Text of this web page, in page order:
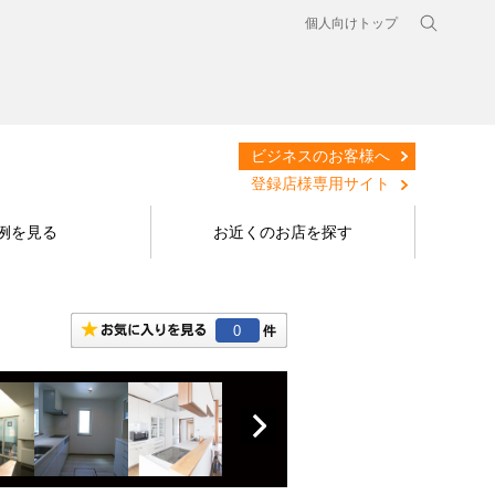
個人向けトップ
ビジネスのお客様へ
登録店様専用サイト
を見る お近くのお店を探す
0